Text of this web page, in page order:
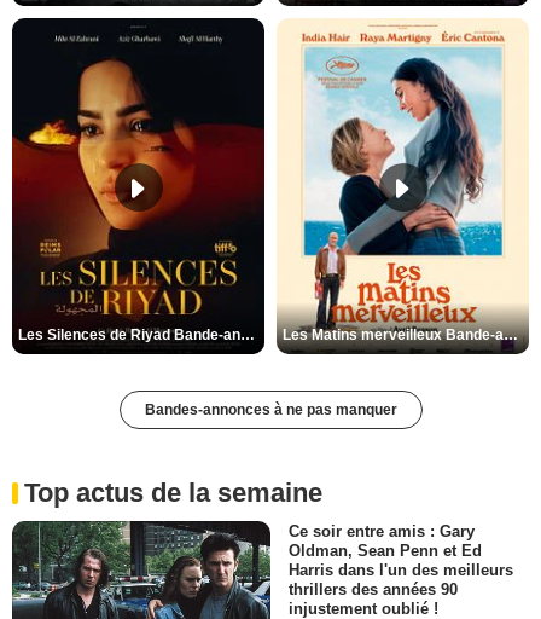
Les Silences de Riyad Bande-annonce VO STFR Les Matins merveilleux Bande-annonce VF
Bandes-annonces à ne pas manquer
Top actus de la semaine
Ce soir entre amis : Gary
Oldman, Sean Penn et Ed
Harris dans l'un des meilleurs
thrillers des années 90
injustement oublié !